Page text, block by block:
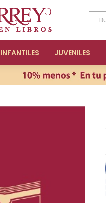
INFANTILES JUVENILES